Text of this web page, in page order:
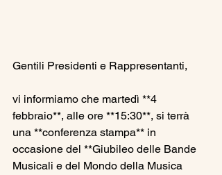
Gentili Presidenti e Rappresentanti,
vi informiamo che martedì **4
febbraio**, alle ore **15:30**, si terrà
una **conferenza stampa** in
occasione del **Giubileo delle Bande
Musicali e del Mondo della Musica